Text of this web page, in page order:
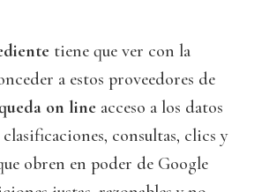
tiene que ver con la
a estos proveedores de
on line acceso a los datos
consultas, clics y
obren en poder de Google